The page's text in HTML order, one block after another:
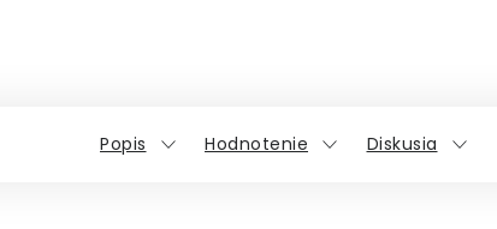
Popis Hodnotenie Diskusia